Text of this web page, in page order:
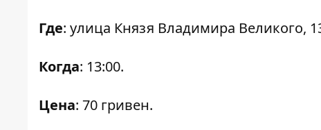
Где: улица Князя Владимира Великого,
Когда: 13:00.
Цена: 70 гривен.